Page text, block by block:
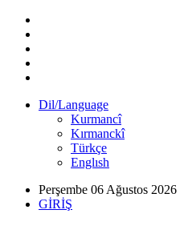
Dil/Language
Kurmancî
Kırmanckî
Türkçe
Englısh
Perşembe 06 Ağustos 2026
GİRİŞ